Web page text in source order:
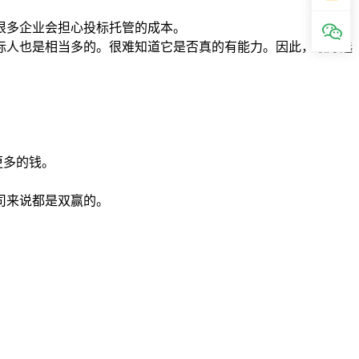
企业会担心投标托管的成本。
也是相当多的。很难知道它是否真的有能力。因此，最好选
的钱。
说都是双赢的。